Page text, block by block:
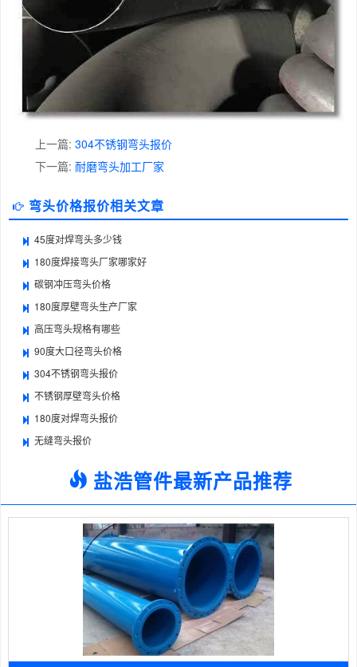
上一篇: 304不锈钢弯头报价
下一篇: 耐磨弯头加工厂家
弯头价格报价相关文章
45度对焊弯头多少钱
180度焊接弯头厂家哪家好
碳钢冲压弯头价格
180度厚壁弯头生产厂家
高压弯头规格有哪些
90度大口径弯头价格
304不锈钢弯头报价
不锈钢厚壁弯头价格
180度对焊弯头报价
无缝弯头报价
盐浩管件最新产品推荐